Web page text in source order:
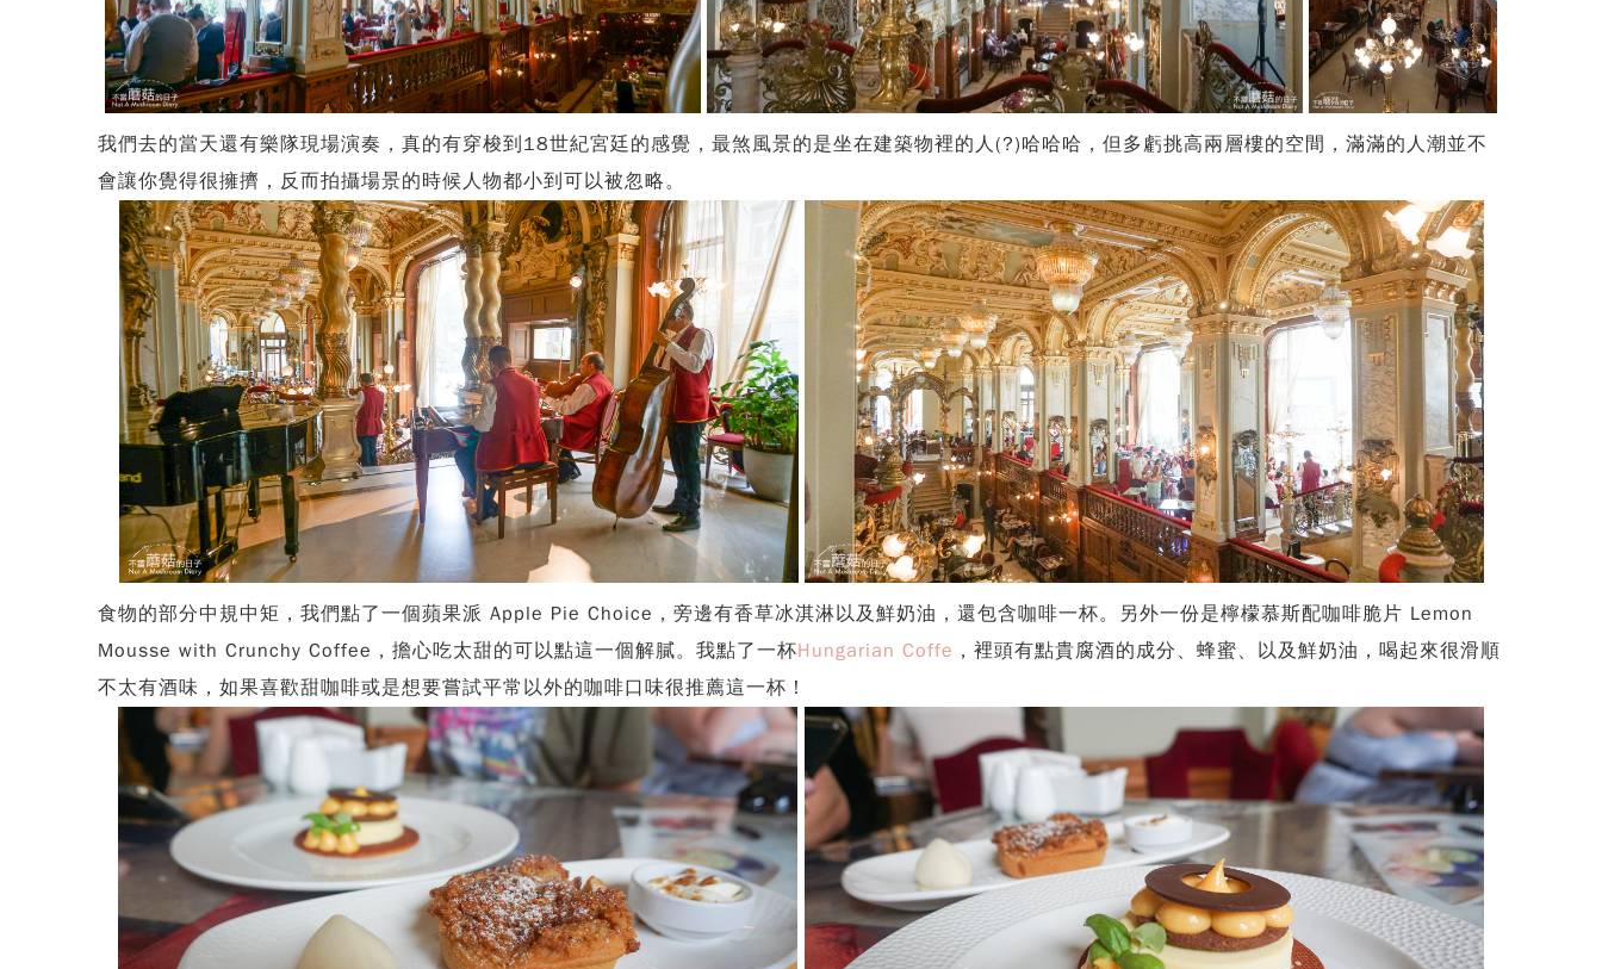
我們去的當天還有樂隊現場演奏，真的有穿梭到18世紀宮廷的感覺，最煞風景的是坐在建築物裡的人(?)哈哈哈，但多虧挑高兩層樓的空間，滿滿的人潮並不
會讓你覺得很擁擠，反而拍攝場景的時候人物都小到可以被忽略。
食物的部分中規中矩，我們點了一個蘋果派 Apple Pie Choice，旁邊有香草冰淇淋以及鮮奶油，還包含咖啡一杯。另外一份是檸檬慕斯配咖啡脆片 Lemon
Mousse with Crunchy Coffee，擔心吃太甜的可以點這一個解膩。我點了一杯Hungarian Coffe ，裡頭有點貴腐酒的成分、蜂蜜、以及鮮奶油，喝起來很滑順
不太有酒味，如果喜歡甜咖啡或是想要嘗試平常以外的咖啡口味很推薦這一杯！